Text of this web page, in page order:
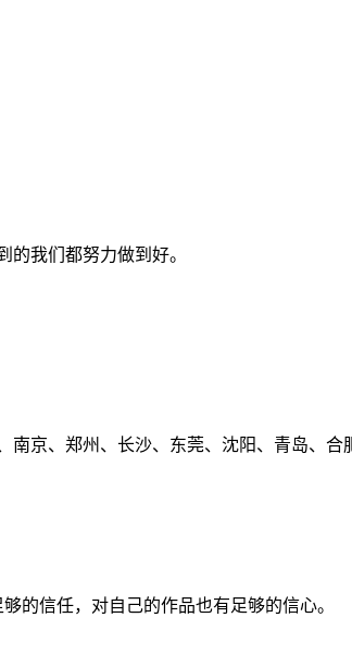
我们都努力做到好。
京、郑州、长沙、东莞、沈阳、青岛、合
的信任，对自己的作品也有足够的信心。